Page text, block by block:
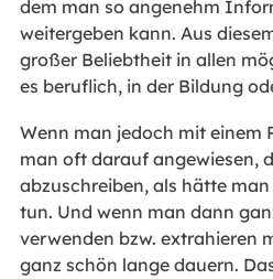
dem man so angenehm
weitergeben kann. Aus
großer Beliebtheit in allen
es beruflich, in der Bildung
Wenn man jedoch mit einem
man oft darauf angewiesen,
abzuschreiben, als hätte
tun. Und wenn man dann
verwenden bzw. extrahieren
ganz schön lange dauern.